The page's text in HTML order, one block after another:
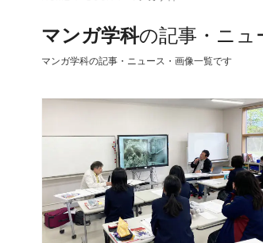
マンガ学科の記事・ニュ
マンガ学科の記事・ニュース・画像一覧です